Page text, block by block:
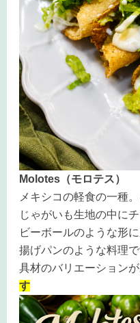
Molotes（モロテス）
メキシコの軽食の一種
じゃがいも生地の中に
ビーボールのような形
揚げパンのような料理
具材のバリエーションが
す